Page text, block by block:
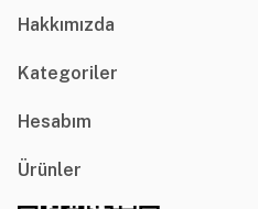
Hakkımızda
Kategoriler
Hesabım
Ürünler